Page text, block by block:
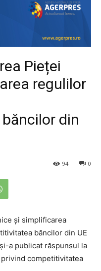
Pieței
regulilor
din
0
94
a publicat răspunsul la
competitivitatea